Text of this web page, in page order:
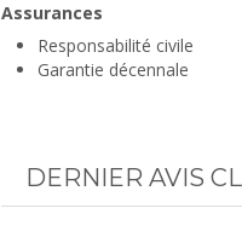
Assurances
Responsabilité civile
Garantie décennale
DERNIER AVIS